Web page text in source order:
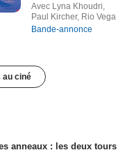
Avec Lyna Khoudri,
Paul Kircher, Rio Vega
Bande-annonce
au ciné
anneaux : les deux tours